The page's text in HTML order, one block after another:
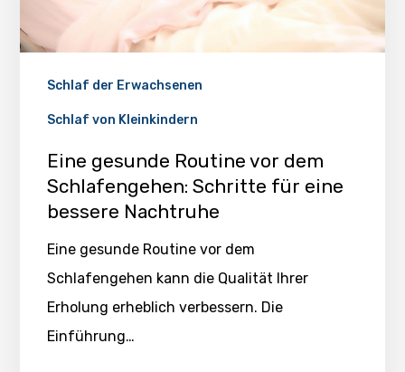
Schlaf der Erwachsenen
Schlaf von Kleinkindern
Eine gesunde Routine vor dem
Schlafengehen: Schritte für eine
bessere Nachtruhe
Eine gesunde Routine vor dem
Schlafengehen kann die Qualität Ihrer
Erholung erheblich verbessern. Die
Einführung…